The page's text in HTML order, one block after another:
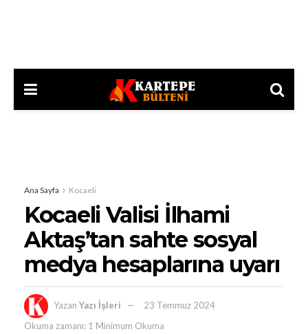
Ana Sayfa Kocaeli
Kocaeli Valisi İlhami
Aktaş’tan sahte sosyal
medya hesaplarına uyarı
Yazan Yazı İşleri
23 Temmuz 2024
Okuma zamanı: 1 Minimum Okuma